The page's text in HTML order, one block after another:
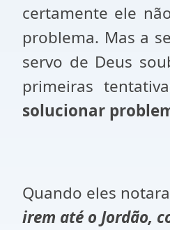
certamente ele
problema. Mas a
servo de Deus
primeiras
solucionar
Quando eles
irem até o Jordão,